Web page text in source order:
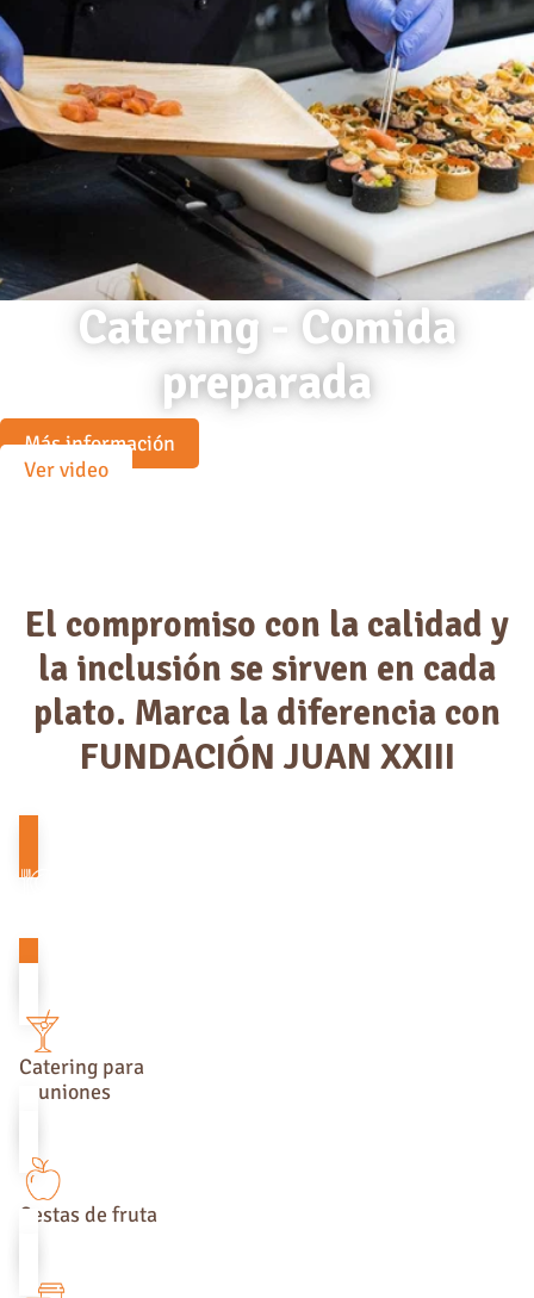
Catering - Comida
preparada
Más información
Ver video
El compromiso con la calidad y
la inclusión se sirven en cada
plato. Marca la diferencia con
FUNDACIÓN JUAN XXIII
empleados
Catering para
reuniones
Cestas de fruta